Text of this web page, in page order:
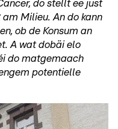
do stellt ee just
am Milieu. An do kann
ob de Konsum an
A wat dobäi elo
do matgemaach
potentielle